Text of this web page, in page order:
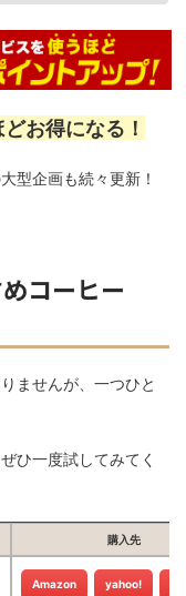
お得になる！
型企画も続々更新！
コーヒー
ませんが、一つひと
ひ一度試してみてく
購入先
Amazon yahoo!